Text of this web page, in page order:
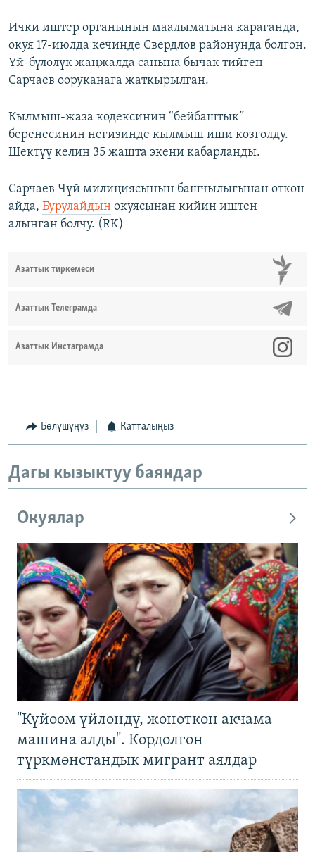
Ички иштер органынын маалыматына караганда,
окуя 17-июлда кечинде Свердлов районунда болгон.
Үй-бүлөлүк жаңжалда санына бычак тийген
Сарчаев ооруканага жаткырылган.
Кылмыш-жаза кодексинин “бейбаштык”
беренесинин негизинде кылмыш иши козголду.
Шектүү келин 35 жашта экени кабарланды.
Сарчаев Чүй милициясынын башчылыгынан өткөн
айда, Бурулайдын окуясынан кийин иштен
алынган болчу. (RK)
Азаттык тиркемеси
Азаттык Телеграмда
Азаттык Инстаграмда
Бөлүшүңүз Катталыңыз
Дагы кызыктуу баяндар
Окуялар
"Күйөөм үйлөндү, жөнөткөн акчама
машина алды". Кордолгон
түркмөнстандык мигрант аялдар